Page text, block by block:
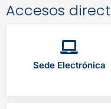
Accesos
Sede Electrónica